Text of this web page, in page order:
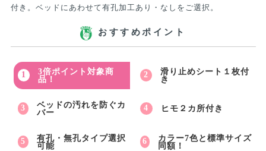
付き。ベッドにあわせて有孔加工あり・なしをご選択。
おすすめポイント
3倍ポイント対象商
品！
滑り止めシート１枚付
き
ベッドの汚れを防ぐカ
バー
ヒモ２カ所付き
有孔・無孔タイプ選択
可能
カラー7色と標準サイズ
同額！